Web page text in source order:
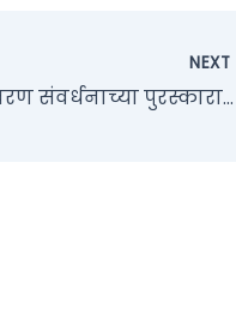
NEXT
पाचगणी पर्यावरण संवर्धनाच्या पुरस्काराच्या कार्यक्रमाला ठेकेदाराचाही समावेश…